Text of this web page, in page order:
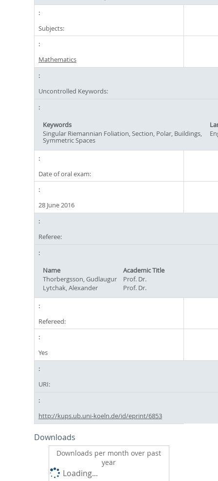
Subjects:
Mathematics
Uncontrolled Keywords:
Keywords
Singular Riemannian Foliation, Section, Polar, Buildings,
Symmetric Spaces
Date of oral exam:
28 June 2016
Referee:
Name
Academic Title
Thorbergsson, Gudlaugur
Prof. Dr.
Lytchak, Alexander
Prof. Dr.
Refereed:
Yes
URI:
http://kups.ub.uni-koeln.de/id/eprint/6853
Downloads
Downloads per month over past
year
Loading...